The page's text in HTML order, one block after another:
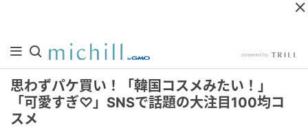
思わずパケ買い！「韓国コスメみたい！」
「可愛すぎ♡」SNSで話題の大注目100均コ
スメ